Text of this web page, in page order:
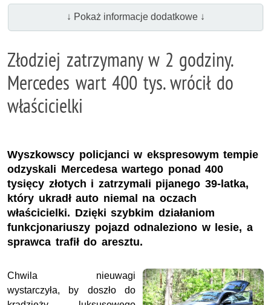
↓ Pokaż informacje dodatkowe ↓
Złodziej zatrzymany w 2 godziny.
Mercedes wart 400 tys. wrócił do
właścicielki
Wyszkowscy policjanci w ekspresowym tempie
odzyskali Mercedesa wartego ponad 400
tysięcy złotych i zatrzymali pijanego 39‑latka,
który ukradł auto niemal na oczach
właścicielki. Dzięki szybkim działaniom
funkcjonariuszy pojazd odnaleziono w lesie, a
sprawca trafił do aresztu.
Chwila nieuwagi
wystarczyła, by doszło do